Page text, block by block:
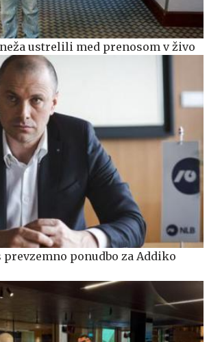
ustrelili med prenosom v živo
prevzemno ponudbo za Addiko